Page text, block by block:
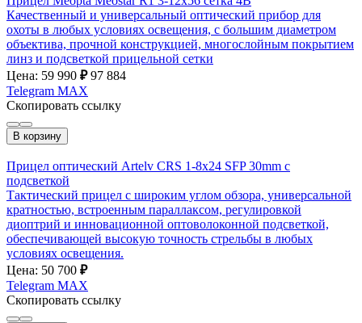
Качественный и универсальный оптический прибор для
охоты в любых условиях освещения, с большим диаметром
объектива, прочной конструкцией, многослойным покрытием
линз и подсветкой прицельной сетки
Цена: 59 990 ₽ 97 884
Telegram MAX
Скопировать ссылку
В корзину
Прицел оптический Artelv CRS 1-8x24 SFP 30mm с
подсветкой
Тактический прицел с широким углом обзора, универсальной
кратностью, встроенным параллаксом, регулировкой
диоптрий и инновационной оптоволоконной подсветкой,
обеспечивающей высокую точность стрельбы в любых
условиях освещения.
Цена: 50 700 ₽
Telegram MAX
Скопировать ссылку